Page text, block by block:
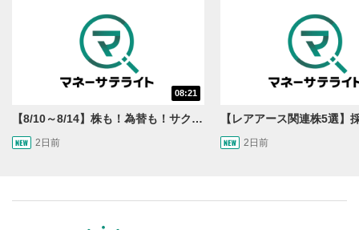
動画を再生または一時停止します。
10秒戻し/10秒送り
10秒、動画を巻き戻し/早送りします。
再生位置を示しています。再生したい位置をクリック
するとその位置から動画が再生されます。
08:21
【8/10～8/14】株も！為替も！サクッと！来週のマーケット見通し＜Next View＞
2日前 2日前